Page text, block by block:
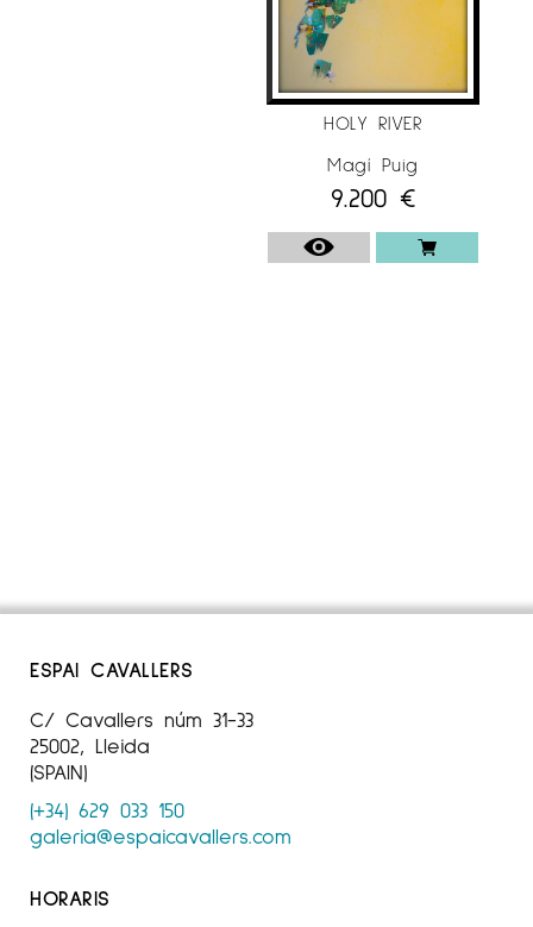
Galerie de l’Ancien Courrier, Montpelier
Premio por la adquisición en la “XVII Exposición
Artes Plásticas”, Valdepeñas
1995
Accésit de pintura en la “XIV Muestra de Artes
para Jóvenes”, Generalitat de Cataluña,
Accésit en la “VII Bienal de pintura joven”,
HOLY RIVER
Magí Puig
9.200 €
ESPAI CAVALLERS
C/ Cavallers núm 31-33
25002, Lleida
(SPAIN)
(+34) 629 033 150
galeria@espaicavallers.com
HORARIS